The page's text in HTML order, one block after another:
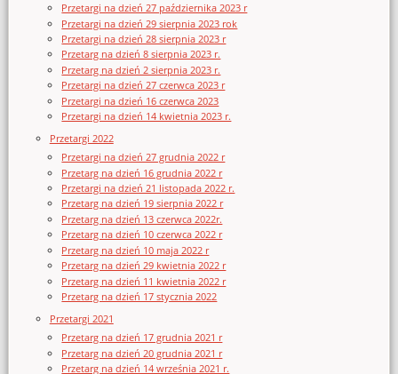
Przetargi na dzień 27 października 2023 r
Przetargi na dzień 29 sierpnia 2023 rok
Przetargi na dzień 28 sierpnia 2023 r
Przetarg na dzień 8 sierpnia 2023 r.
Przetarg na dzień 2 sierpnia 2023 r.
Przetargi na dzień 27 czerwca 2023 r
Przetargi na dzień 16 czerwca 2023
Przetargi na dzień 14 kwietnia 2023 r.
Przetargi 2022
Przetargi na dzień 27 grudnia 2022 r
Przetarg na dzień 16 grudnia 2022 r
Przetargi na dzień 21 listopada 2022 r.
Przetarg na dzień 19 sierpnia 2022 r
Przetarg na dzień 13 czerwca 2022r.
Przetarg na dzień 10 czerwca 2022 r
Przetarg na dzień 10 maja 2022 r
Przetarg na dzień 29 kwietnia 2022 r
Przetarg na dzień 11 kwietnia 2022 r
Przetarg na dzień 17 stycznia 2022
Przetargi 2021
Przetarg na dzień 17 grudnia 2021 r
Przetarg na dzień 20 grudnia 2021 r
Przetarg na dzień 14 września 2021 r.